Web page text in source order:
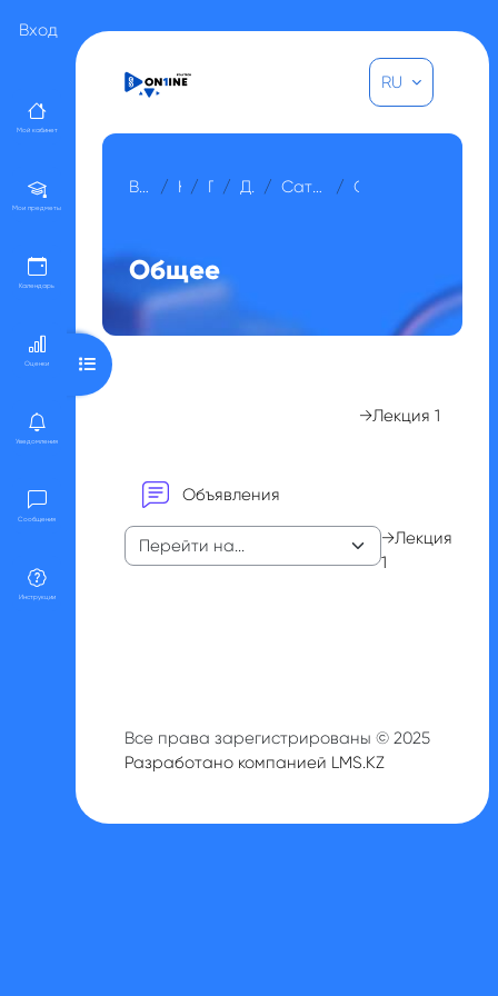
Вход
Мой кабинет
Мои предметы
Календарь
Оценки
Уведомления
Сообщения
Инструкции
RU
В начало Курсы Прочее Для гостей Сатпаевоведение (рус)
Общее
Открыть оглавление курса
→Лекция 1
Объявления
→Лекция
1
Все права зарегистрированы © 2025
Разработано компанией LMS.KZ